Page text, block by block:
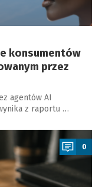
konsumentów
przez
agentów AI
z raportu …
0